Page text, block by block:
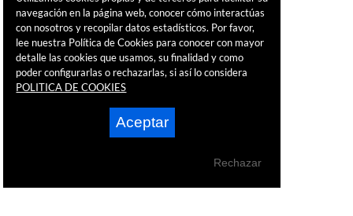
navegación en la página web, conocer cómo interactúas
con nosotros y recopilar datos estadísticos. Por favor,
lee nuestra Política de Cookies para conocer con mayor
detalle las cookies que usamos, su finalidad y como
poder configurarlas o rechazarlas, si así lo considera
POLITICA DE COOKIES
Aceptar
Rechazar